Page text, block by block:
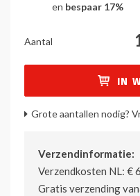
en bespaar 17%
Aantal
IN
Grote aantallen nodig?
Verzendinformatie:
Verzendkosten NL: €
Gratis verzending